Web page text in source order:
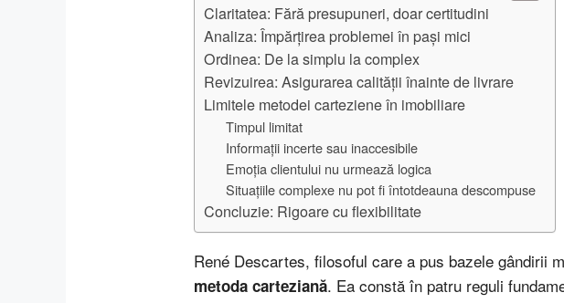
Claritatea: Fără presupuneri, doar certitudini
Analiza: Împărțirea problemei în pași mici
Ordinea: De la simplu la complex
Revizuirea: Asigurarea calității înainte de livrare
Limitele metodei carteziene în imobiliare
Timpul limitat
Informații incerte sau inaccesibile
Emoția clientului nu urmează logica
Situațiile complexe nu pot fi întotdeauna descompuse
Concluzie: Rigoare cu flexibilitate
René Descartes, filosoful care a pus bazele gândirii
metoda carteziană. Ea constă în patru reguli